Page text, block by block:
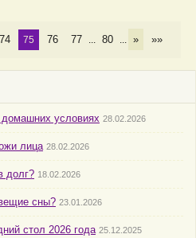
74 75 76 77 ... 80 ... » »»
условиях 28.02.2026
лица 28.02.2026
долг? 18.02.2026
сны? 23.01.2026
стол 2026 года 25.12.2025